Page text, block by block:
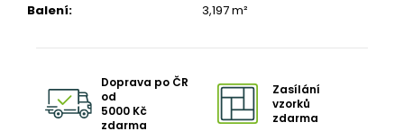
Balení: 3,197 m²
Doprava po ČR
od
5000 Kč
zdarma
Zasílání
vzorků
zdarma